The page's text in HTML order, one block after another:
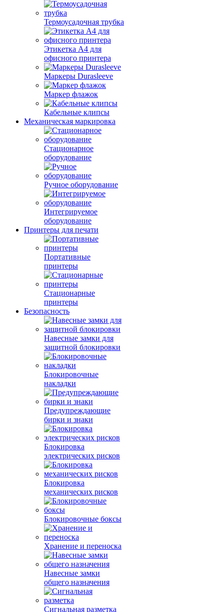
Термоусадочная трубка
Этикетка А4 для
офисного принтера
Маркеры Durasleeve
Маркер флажок
Кабельные клипсы
Механическая маркировка
Стационарное
оборудование
Ручное оборудование
Интегрируемое
оборудование
Принтеры для печати
Портативные
принтеры
Стационарные
принтеры
Безопасность
Навесные замки для
защитной блокировки
Блокировочные
накладки
Предупреждающие
бирки и знаки
Блокировка
электрических рисков
Блокировка
механических рисков
Блокировочные боксы
Хранение и переноска
Навесные замки
общего назначения
Сигнальная разметка